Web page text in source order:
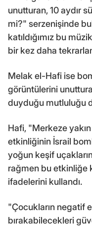
unutturan, 10 aydır
mi?" serzenişinde
katıldığımız bu
bir kez daha
Melak el-Hafi ise
görüntülerini
duyduğu mutluluğu
Hafi, "Merkeze
etkinliğinin İsrail
yoğun keşif
rağmen bu etkinliğe
ifadelerini kullandı.
"Çocukların negatif
bırakabilecekleri